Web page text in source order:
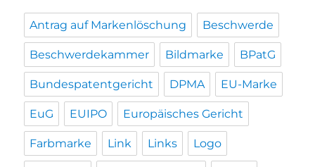
Antrag auf Markenlöschung Beschwerde
Beschwerdekammer Bildmarke BPatG
Bundespatentgericht DPMA EU-Marke
EuG EUIPO Europäisches Gericht
Farbmarke Link Links Logo